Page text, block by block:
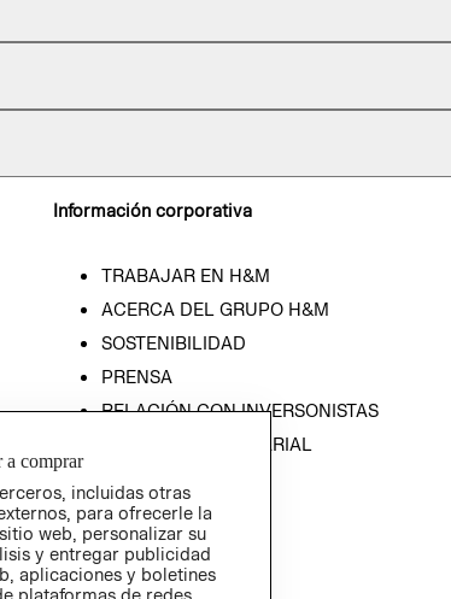
Información corporativa
TRABAJAR EN H&M
ACERCA DEL GRUPO H&M
SOSTENIBILIDAD
PRENSA
RELACIÓN CON INVERSONISTAS
POLÍTICA EMPRESARIAL
a comprar
incluidas otras
para ofrecerle la
web, personalizar su
y entregar publicidad
aplicaciones y boletines
plataformas de redes